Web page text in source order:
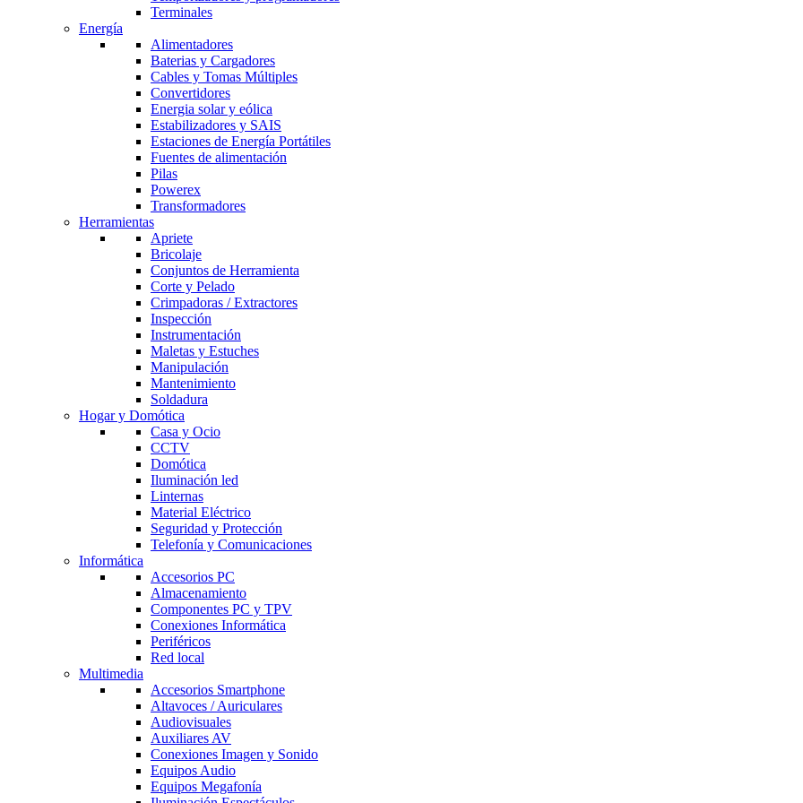
Terminales
Energía
Alimentadores
Baterias y Cargadores
Cables y Tomas Múltiples
Convertidores
Energia solar y eólica
Estabilizadores y SAIS
Estaciones de Energía Portátiles
Fuentes de alimentación
Pilas
Powerex
Transformadores
Herramientas
Apriete
Bricolaje
Conjuntos de Herramienta
Corte y Pelado
Crimpadoras / Extractores
Inspección
Instrumentación
Maletas y Estuches
Manipulación
Mantenimiento
Soldadura
Hogar y Domótica
Casa y Ocio
CCTV
Domótica
Iluminación led
Linternas
Material Eléctrico
Seguridad y Protección
Telefonía y Comunicaciones
Informática
Accesorios PC
Almacenamiento
Componentes PC y TPV
Conexiones Informática
Periféricos
Red local
Multimedia
Accesorios Smartphone
Altavoces / Auriculares
Audiovisuales
Auxiliares AV
Conexiones Imagen y Sonido
Equipos Audio
Equipos Megafonía